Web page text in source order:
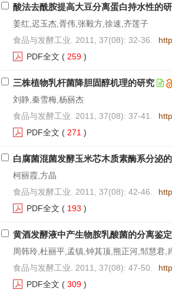
酸法去酰胺提高大豆分离蛋白持水性的
姜红,迟玉杰,胥伟,张毅方,徐速,齐莲子
食品与发酵工业. 2011, 37(08): 32-36.
PDF全文 ( 259 )
三株植物乳杆菌降胆固醇机理的研究
刘静,秦雪梅,杨丽杰
食品与发酵工业. 2011, 37(08): 37-41.
PDF全文 ( 271 )
白腐菌混菌发酵玉米芯木质素酶系分泌
柯丽霞,方晶
食品与发酵工业. 2011, 37(08): 42-46.
PDF全文 ( 193 )
黄酒发酵液中产生物胺乳酸菌的分离鉴
周韩玲,杜丽平,孟镇,钟其顶,熊正河,邹慧君,
食品与发酵工业. 2011, 37(08): 47-50.
PDF全文 ( 309 )